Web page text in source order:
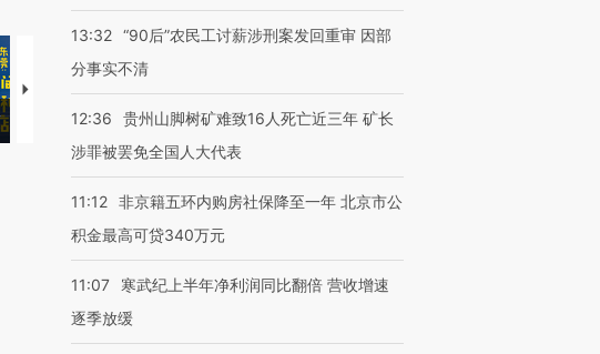
【推广】走进第四届链博
会，让数智科技“链”接产
【特别呈现】寻找100种
有意思的生活方式·第三对
【商旅对话】华住集团
CFO：不靠规模取胜，华
住三大增长引擎是什么？
13:32 “90后”农民工讨薪涉刑案发回重审 因部
分事实不清
12:36
贵州山脚树矿难致16人死亡近三年 矿长
涉罪被罢免全国人大代表
11:12 非京籍五环内购房社保降至一年 北京市公
积金最高可贷340万元
11:07
寒武纪上半年净利润同比翻倍 营收增速
逐季放缓